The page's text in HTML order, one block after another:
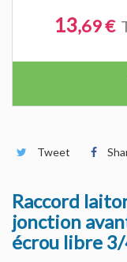
13,69 €
Tweet
Raccord
jonction
écrou libre